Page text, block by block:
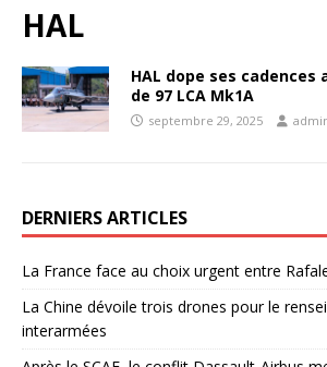
HAL
HAL dope ses
de 97 LCA Mk1A
septembre 29, 2025
DERNIERS ARTICLES
La France face au choix urgent entre
La Chine dévoile trois drones pour le
interarmées